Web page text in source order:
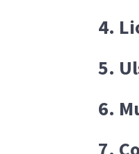
4.
5.
6.